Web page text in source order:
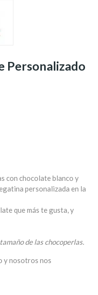
Personalizado
con chocolate blanco y
personalizada en la
que más te gusta, y
de las chocoperlas.
y nosotros nos